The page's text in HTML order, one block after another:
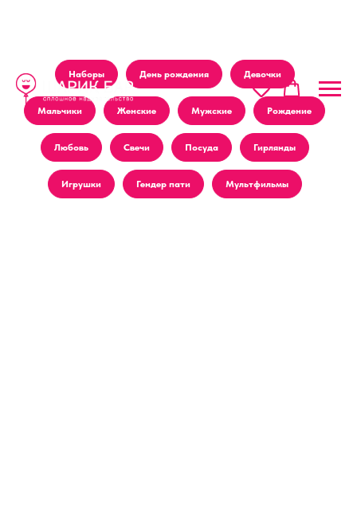
Наборы День рождения Девочки
Мальчики Женские Мужские Рождение
Любовь Свечи Посуда Гирлянды
Игрушки Гендер пати Мультфильмы